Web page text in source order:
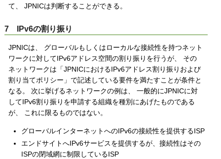
て、 JPNICは判断することができる。
7 IPv6の割り振り
JPNICは、 グローバルもしくはローカルな接続性を持つネット
ワークに対してIPv6アドレス空間の割り振りを行うが、 その
ネットワークは「JPNICにおけるIPv6アドレス割り振りおよび
割り当てポリシー」で記述している要件を満たすことが条件と
なる。 次に挙げるネットワークの例は、 一般的にJPNICに対
してIPv6割り振りを申請する組織を種別にあげたものである
が、 これに限るものではない。
グローバルインターネットへのIPv6の接続性を提供するISP
エンドサイトへIPv6サービスを提供するが、接続性はその
ISPの閉域網に制限しているISP